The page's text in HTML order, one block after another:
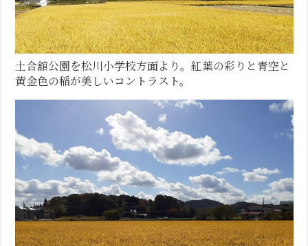
土合舘公園を松川小学校方面より。紅葉の彩りと青空と
黄金色の稲が美しいコントラスト。